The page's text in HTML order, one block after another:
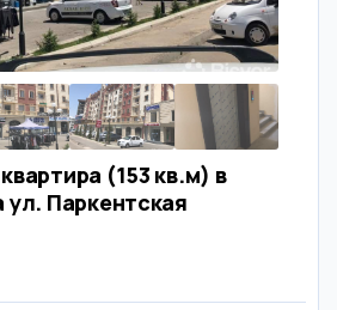
(153 кв.м) в
ул. Паркентская